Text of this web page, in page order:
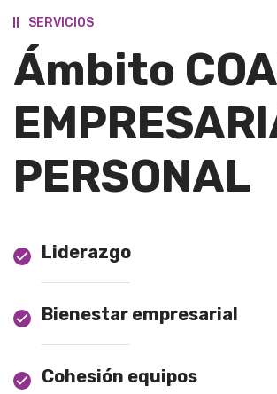
SERVICIOS
Ámbito
PERSONAL
Liderazgo
Bienestar empresarial
Cohesión equipos